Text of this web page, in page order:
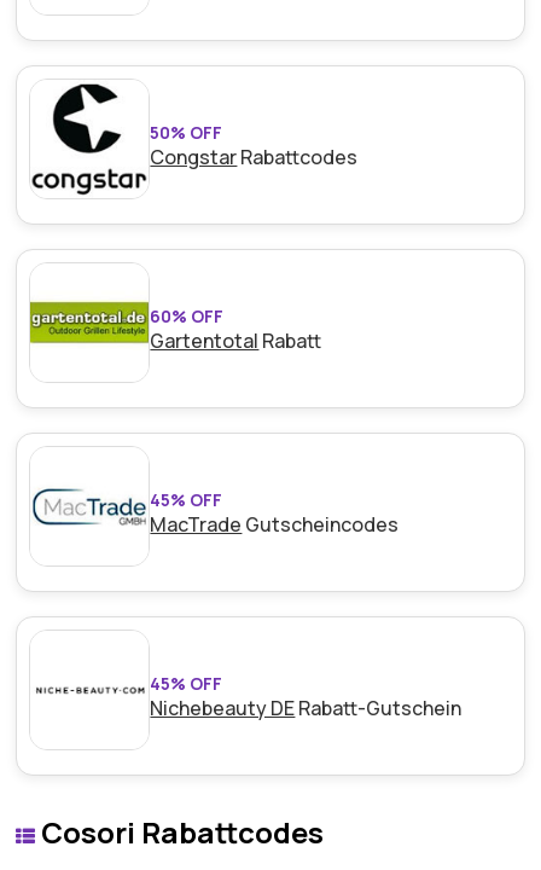
50% OFF
CongstarRabattcodes
60% OFF
Gartentotal Rabatt
45% OFF
MacTrade Gutscheincodes
45% OFF
Nichebeauty DERabatt-Gutschein
Cosori Rabattcodes